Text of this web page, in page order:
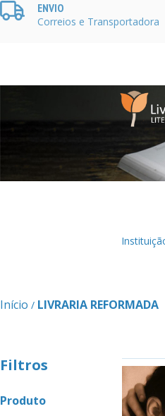
ENVIO
Correios e Transportadora
Início / LIVRARIA REFORMADA
Filtros
Produto